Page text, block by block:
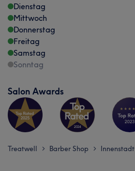
Dienstag
Mittwoch
Donnerstag
Freitag
Samstag
Sonntag
Salon Awards
Treatwell > Barber Shop > Innenstadt